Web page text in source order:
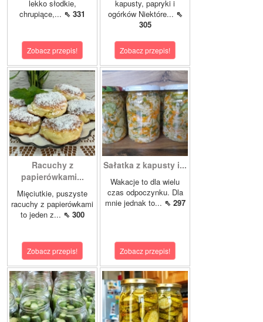
lekko słodkie,
chrupiące,... ⇖ 331
Zobacz przepis!
kapusty, papryki i
ogórków Niektóre... ⇖
305
Zobacz przepis!
Racuchy z
papierówkami...
Mięciutkie, puszyste
racuchy z papierówkami
to jeden z... ⇖ 300
Zobacz przepis!
Sałatka z kapusty i...
Wakacje to dla wielu
czas odpoczynku. Dla
mnie jednak to... ⇖ 297
Zobacz przepis!